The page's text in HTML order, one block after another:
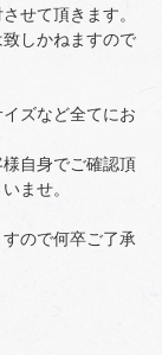
せて頂きます。
しかねますので
ズなど全てにお
自身でご確認頂
ませ。
ので何卒ご了承